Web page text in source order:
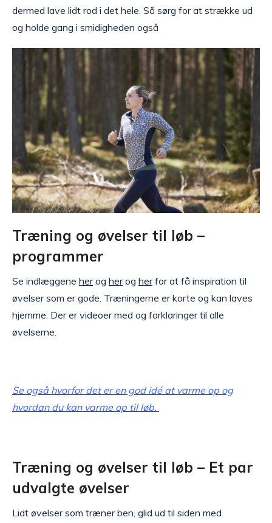
dermed lave lidt rod i det hele. Så sørg for at strække ud
og holde gang i smidigheden også
Træning og øvelser til løb –
programmer
Se indlæggene herog herog herfor at få inspiration til
øvelser som er gode. Træningerne er korte og kan laves
hjemme. Der er videoer med og forklaringer til alle
øvelserne.
Se også hvorfor det er en god idé at varme op og
hvordan du kan varme op til løb.
Træning og øvelser til løb – Et par
udvalgte øvelser
Lidt øvelser som træner ben, glid ud til siden med